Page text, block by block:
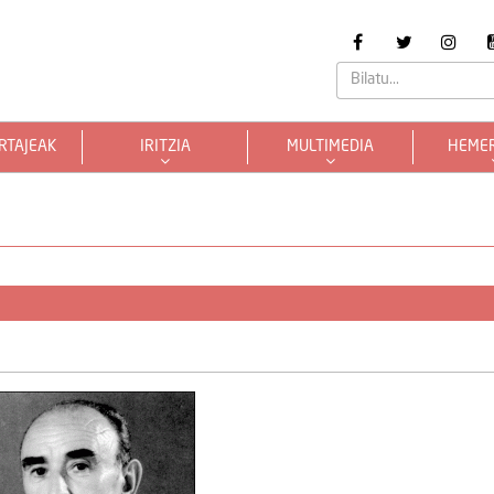
IRITZIA MULTIMEDIA